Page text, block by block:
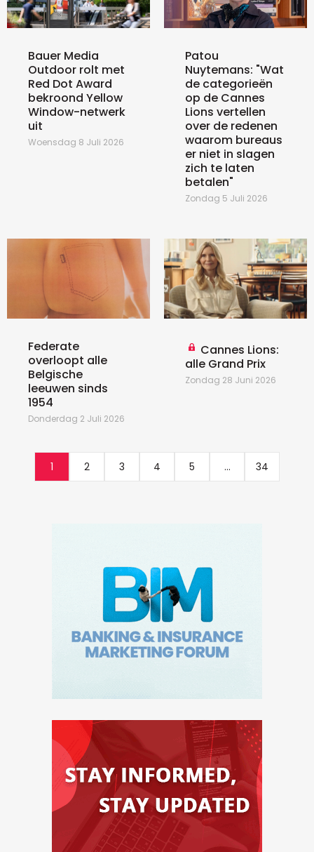
Bauer Media
Outdoor rolt met
Red Dot Award
bekroond Yellow
Window-netwerk
uit
Woensdag 8 Juli 2026
Patou
Nuytemans: "Wat
de categorieën
op de Cannes
Lions vertellen
over de redenen
waarom bureaus
er niet in slagen
zich te laten
betalen"
Zondag 5 Juli 2026
Federate
overloopt alle
Belgische
leeuwen sinds
1954
Donderdag 2 Juli 2026
Cannes Lions:
alle Grand Prix
Zondag 28 Juni 2026
1 2 3 4 5 ... 34